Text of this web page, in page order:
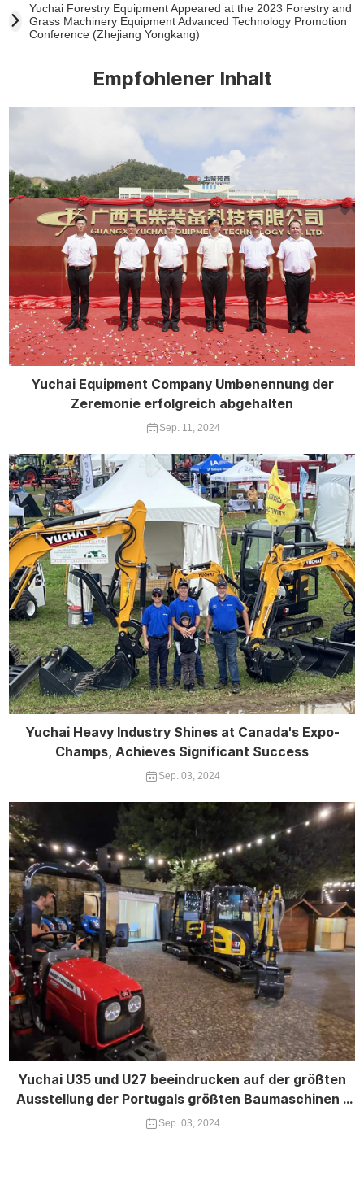
Yuchai Forestry Equipment Appeared at the 2023 Forestry and
Grass Machinery Equipment Advanced Technology Promotion
Conference (Zhejiang Yongkang)
Empfohlener Inhalt
Yuchai Equipment Company Umbenennung der
Zeremonie erfolgreich abgehalten
Sep. 11, 2024
Yuchai Heavy Industry Shines at Canada's Expo-
Champs, Achieves Significant Success
Sep. 03, 2024
Yuchai U35 und U27 beeindrucken auf der größten
Ausstellung der Portugals größten Baumaschinen -
Expo
Sep. 03, 2024